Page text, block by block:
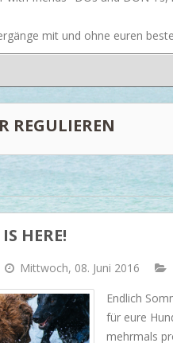
Ilse
mit und ohne euren
REGULIEREN
HERE!
Mittwoch, 08. Juni 2016
Endlich
für eure
mehrmals